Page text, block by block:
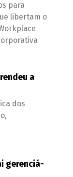
para
libertam o
a
dos
gerenciá-